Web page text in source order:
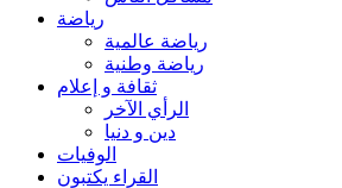
رياضة
رياضة عالمية
رياضة وطنية
ثقافة و إعلام
الرأي الآخر
دين و دنيا
الوفيات
القراء يكتبون